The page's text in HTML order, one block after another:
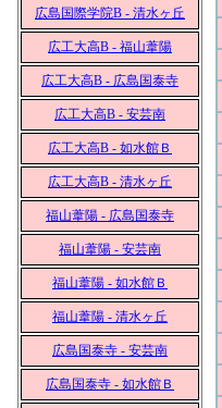
広島国際学院B - 清水ヶ丘
広工大高B - 福山葦陽
広工大高B - 広島国泰寺
広工大高B - 安芸南
広工大高B - 如水館Ｂ
広工大高B - 清水ヶ丘
福山葦陽 - 広島国泰寺
福山葦陽 - 安芸南
福山葦陽 - 如水館Ｂ
福山葦陽 - 清水ヶ丘
広島国泰寺 - 安芸南
広島国泰寺 - 如水館Ｂ